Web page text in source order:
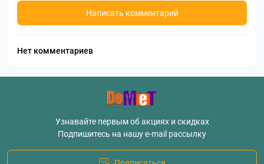
Написать комментарий
Нет комментариев
Узнавайте первым об акциях и скидках
Подпишитесь на нашу e-mail рассылку